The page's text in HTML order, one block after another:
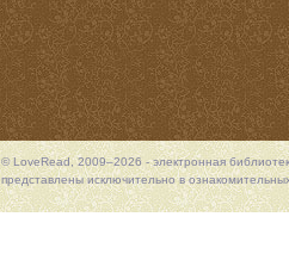
© LoveRead, 2009–2026 - электронная
представлены исключительно в